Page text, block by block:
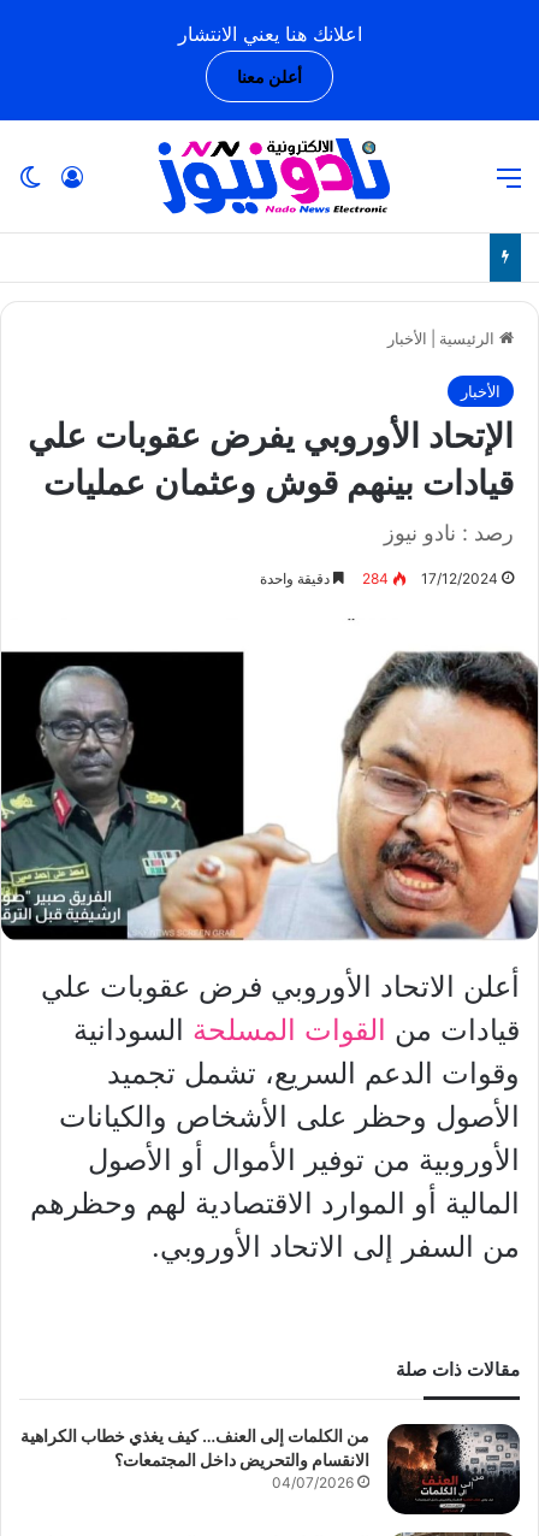
اعلانك هنا يعني الانتشار
أعلن معنا
الرئيسية الأخبار
الأخبار
الإتحاد الأوروبي يفرض عقوبات علي
قيادات بينهم قوش وعثمان عمليات
رصد : نادو نيوز
17/12/2024
284 دقيقة واحدة
أعلن الاتحاد الأوروبي فرض عقوبات علي
قيادات من القوات المسلحة السودانية
وقوات الدعم السريع، تشمل تجميد
الأصول وحظر على الأشخاص والكيانات
الأوروبية من توفير الأموال أو الأصول
المالية أو الموارد الاقتصادية لهم وحظرهم
من السفر إلى الاتحاد الأوروبي.
مقالات ذات صلة
من الكلمات إلى العنف… كيف يغذي خطاب الكراهية
الانقسام والتحريض داخل المجتمعات؟
04/07/2026